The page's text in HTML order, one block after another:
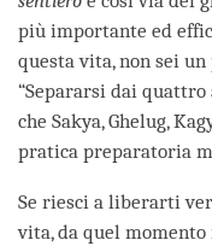
più importante ed
questa vita, non sei
“Separarsi dai quattro
che Sakya, Ghelug,
pratica preparatoria
Se riesci a liberarti
vita, da quel